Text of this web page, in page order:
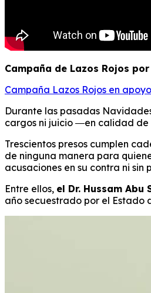
Campaña de Lazos Rojos
Campaña Lazos Rojos en
Durante las pasadas
cargos ni juicio ―en calidad de
Trescientos presos cumplen
de ninguna manera para
acusaciones en su contra ni
Entre ellos, el Dr. Hussam Abu
año secuestrado por el Estado